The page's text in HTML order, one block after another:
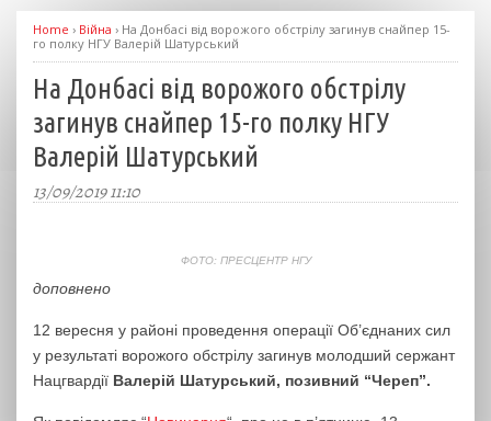
Home › Війна › На Донбасі від ворожого обстрілу загинув снайпер 15-
го полку НГУ Валерій Шатурський
На Донбасі від ворожого обстрілу
загинув снайпер 15-го полку НГУ
Валерій Шатурський
13/09/2019 11:10
ФОТО: ПРЕСЦЕНТР НГУ
доповнено
12 вересня у районі проведення операції Об’єднаних сил
у результаті ворожого обстрілу загинув молодший сержант
Нацгвардії Валерій Шатурський, позивний “Череп”.